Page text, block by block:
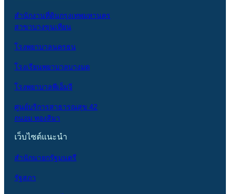
สำนักงานที่ดินกรุงเทพมหานคร
สาขาบางขุนเทียน
โรงพยาบาลนครธน
โรงเรียนพยาบาลบางมด
โรงพยาบาลพีเอ็มจี
ศูนย์บริการสาธารณสุข 42
ถนอม ทองสิมา
เว็บไซต์แนะนำ
สำนักนายกรัฐมนตรี
รัฐสภา